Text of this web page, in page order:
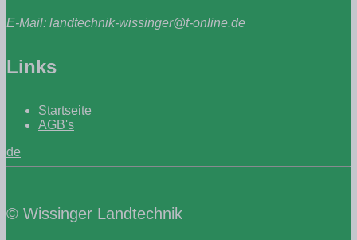
E-Mail: landtechnik-wissinger@t-online.de
Links
Startseite
AGB's
de
© Wissinger Landtechnik